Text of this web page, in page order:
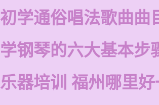
初学通俗唱法歌曲曲
学钢琴的六大基本步
乐器培训 福州哪里